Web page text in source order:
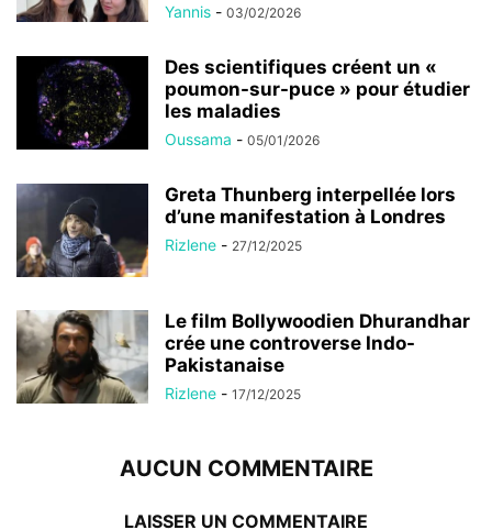
Yannis - 03/02/2026
Des scientifiques créent un «
poumon-sur-puce » pour étudier
les maladies
Oussama - 05/01/2026
Greta Thunberg interpellée lors
d’une manifestation à Londres
Rizlene - 27/12/2025
Le film Bollywoodien Dhurandhar
crée une controverse Indo-
Pakistanaise
Rizlene - 17/12/2025
AUCUN COMMENTAIRE
LAISSER UN COMMENTAIRE